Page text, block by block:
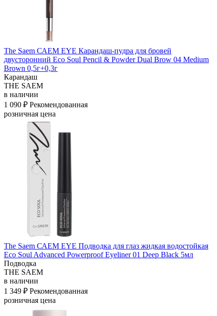
The Saem САЕМ EYE Карандаш-пудра для бровей
двусторонний Eco Soul Pencil & Powder Dual Brow 04 Medium
Brown 0,5г+0,3г
Карандаш
THE SAEM
в наличии
1 090 ₽ Рекомендованная
розничная цена
The Saem САЕМ EYE Подводка для глаз жидкая водостойкая
Eco Soul Advanced Powerproof Eyeliner 01 Deep Black 5мл
Подводка
THE SAEM
в наличии
1 349 ₽ Рекомендованная
розничная цена